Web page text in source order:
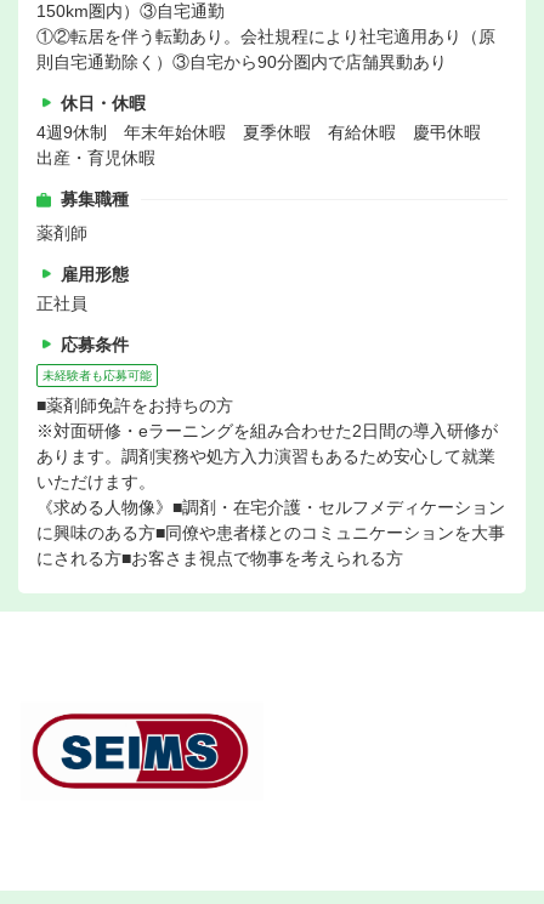
150km圏内）③自宅通勤
①②転居を伴う転勤あり。会社規程により社宅適用あり（原
則自宅通勤除く）③自宅から90分圏内で店舗異動あり
休日・休暇
4週9休制 年末年始休暇 夏季休暇 有給休暇 慶弔休暇
出産・育児休暇
募集職種
薬剤師
雇用形態
正社員
応募条件
未経験者も応募可能
■薬剤師免許をお持ちの方
※対面研修・eラーニングを組み合わせた2日間の導入研修が
あります。調剤実務や処方入力演習もあるため安心して就業
いただけます。
《求める人物像》■調剤・在宅介護・セルフメディケーション
に興味のある方■同僚や患者様とのコミュニケーションを大事
にされる方■お客さま視点で物事を考えられる方